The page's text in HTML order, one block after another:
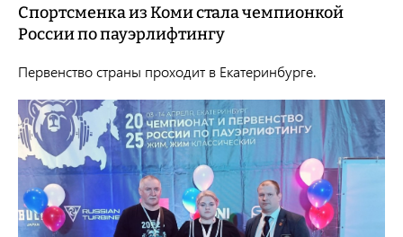
Спортсменка из Коми стала чемпионкой
России по пауэрлифтингу
Первенство страны проходит в Екатеринбурге.